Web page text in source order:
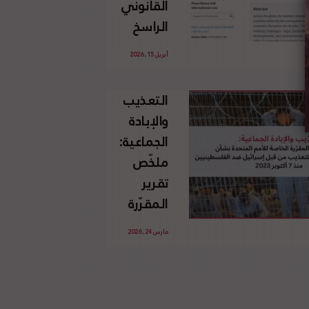
الإسرائيلي
غير
القانوني
الفلسطينية
القانوني
الراسخ
للاجئين
وحقهم
في العودة
بموجب
القانون
الدولي
أبريل 15, 2026
التعذيب
والإبادة
الجماعية:
ملخّص
تقرير
المقرّرة
الخاصة
مارس 24, 2026